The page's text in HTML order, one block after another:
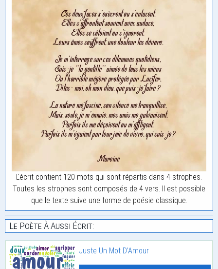
L'écrit contient 120 mots qui sont répartis dans 4 strophes.
Toutes les strophes sont composés de 4 vers. Il est possible
que le texte suive une forme de poésie classique.
Le Poète À Aussi Écrit:
Juste Un Mot D’Amour